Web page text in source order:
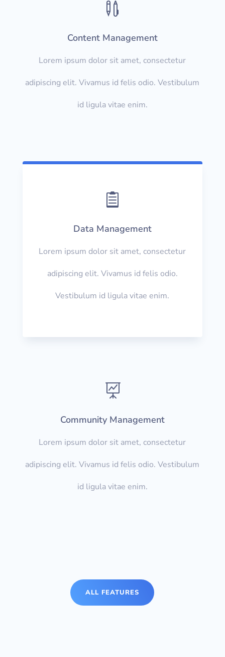

Content Management
Lorem ipsum dolor sit amet, consectetur
adipiscing elit. Vivamus id felis odio. Vestibulum
id ligula vitae enim.

Data Management
Lorem ipsum dolor sit amet, consectetur
adipiscing elit. Vivamus id felis odio.
Vestibulum id ligula vitae enim.

Community Management
Lorem ipsum dolor sit amet, consectetur
adipiscing elit. Vivamus id felis odio. Vestibulum
id ligula vitae enim.
ALL FEATURES